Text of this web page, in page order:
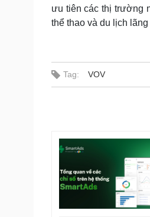
ưu tiên các thị trường
thể thao và du lịch
Tag: VOV